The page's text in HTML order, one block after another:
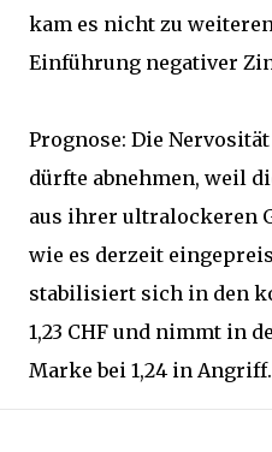
kam es nicht zu
Einführung negativer
Prognose: Die
dürfte abnehmen, weil
aus ihrer ultralockeren
wie es derzeit
stabilisiert sich in den
1,23 CHF und nimmt in
Marke bei 1,24 in Angriff.